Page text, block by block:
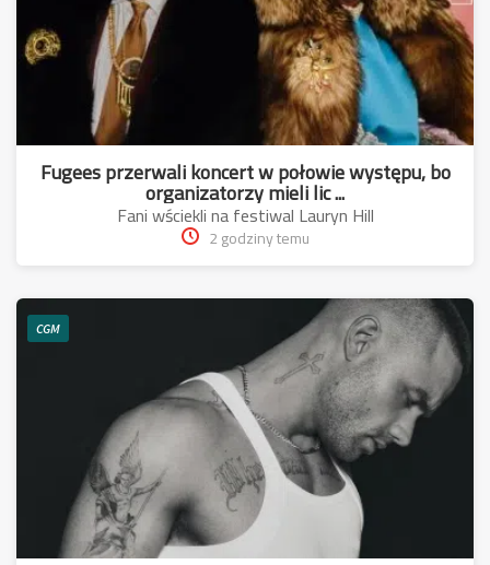
Fugees przerwali koncert w połowie występu, bo
organizatorzy mieli lic ...
Fani wściekli na festiwal Lauryn Hill
2 godziny temu
CGM